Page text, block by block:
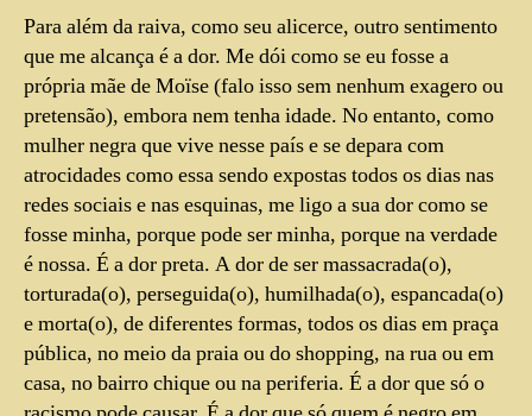
Para além da raiva, como seu alicerce, outro sentimento
que me alcança é a dor. Me dói como se eu fosse a
própria mãe de Moïse (falo isso sem nenhum exagero ou
pretensão), embora nem tenha idade. No entanto, como
mulher negra que vive nesse país e se depara com
atrocidades como essa sendo expostas todos os dias nas
redes sociais e nas esquinas, me ligo a sua dor como se
fosse minha, porque pode ser minha, porque na verdade
é nossa. É a dor preta. A dor de ser massacrada(o),
torturada(o), perseguida(o), humilhada(o), espancada(o)
e morta(o), de diferentes formas, todos os dias em praça
pública, no meio da praia ou do shopping, na rua ou em
casa, no bairro chique ou na periferia. É a dor que só o